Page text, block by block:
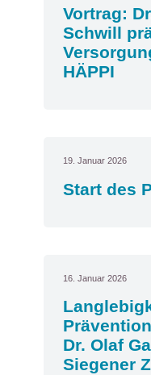
Vortrag:
Schwill
HÄPPI
19. Januar 2026
Start des
16. Januar 2026
Dr. Olaf
Siegener